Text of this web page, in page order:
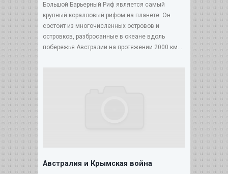
Большой Барьерный Риф является самый
крупный коралловый рифом на планете. Он
состоит из многочисленных островов и
островков, разбросанные в океане вдоль
побережья Австралии на протяжении 2000 км....
Австралия и Крымская война